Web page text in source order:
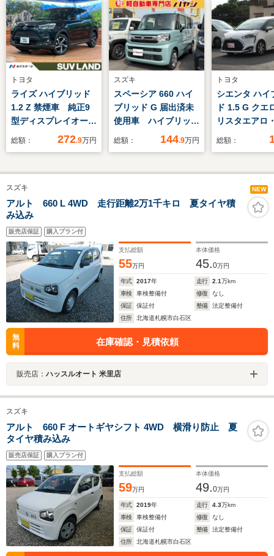
トヨタ
ライズ ハイブリッド
1.2 Z 禁煙車 純正9
型ディスプレイオーデ
ィオ 全周囲カメラ
ズ ブラインドスポッ
トモニター ドラレ
コ LEDヘッド
ETC 純正17インチ
アルミ オートハイビ
ーム
総額： 272.9万円
スズキ
スペーシア 660 ハイ
ブリッド G 届出済未
使用車 ハイブリッ
ド 両側スライドド
ーキ パーキングセン
オートハイビーム ス
ガラス オートエアコ
ン
総額： 144.9万円
トヨタ
シエンタ ハイ
ド 1.5 G クエ
リスタエアロ
ビ・純正フリ
全方位モニタ
前後ドライブ
ー・両側パワ
ドドア・ビル
個
総額：
スズキ NEW
アルト 660 L 4WD 走行距離2万1千キロ 夏タイヤ積
み込み
販売店保証 購入プラン付
支払総額
55万円
本体価格
45.0万円
年式 2017年 走行 2.1万km
車検
車検整備付 修復
なし
保証
保証付 整備
法定整備付
住所
北海道札幌市白石区
無
料
在庫確認・見積依頼
販売店： ハッスルオート 米里店
スズキ
アルト 660 F オートギヤシフト 4WD 横滑り防止 夏
タイヤ積み込み
販売店保証 購入プラン付
支払総額
59万円
本体価格
49.0万円
年式 2019年 走行 4.3万km
車検
車検整備付 修復
なし
保証
保証付 整備
法定整備付
住所
北海道札幌市白石区